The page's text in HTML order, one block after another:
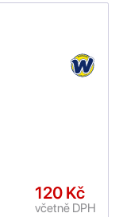
120 Kč
včetně DPH